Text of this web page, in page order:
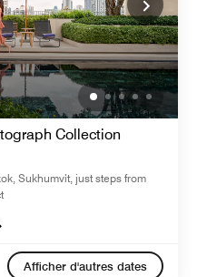
Collection
Sukhumvit, just steps from
Afficher d'autres dates